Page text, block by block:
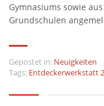
Gymnasiums sowie
Grundschulen
Gepostet in: Neuigkeiten
Tags: Entdeckerwerkstatt